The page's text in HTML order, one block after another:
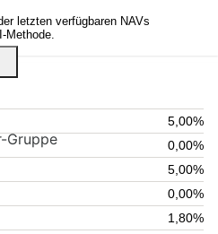
letzten verfügbaren NAVs
Methode.
5,00%
0,00%
5,00%
0,00%
1,80%
Gruppe